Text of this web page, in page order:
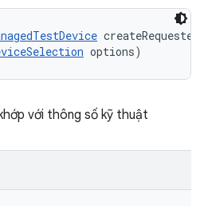
options)
với thông số kỹ thuật